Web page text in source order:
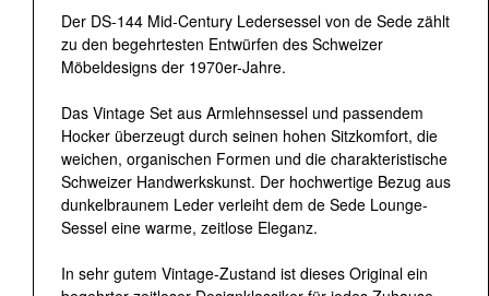
Der DS-144 Mid-Century Ledersessel von de Sede zählt
zu den begehrtesten Entwürfen des Schweizer
Möbeldesigns der 1970er-Jahre.
Das Vintage Set aus Armlehnsessel und passendem
Hocker überzeugt durch seinen hohen Sitzkomfort, die
weichen, organischen Formen und die charakteristische
Schweizer Handwerkskunst. Der hochwertige Bezug aus
dunkelbraunem Leder verleiht dem de Sede Lounge-
Sessel eine warme, zeitlose Eleganz.
In sehr gutem Vintage-Zustand ist dieses Original ein